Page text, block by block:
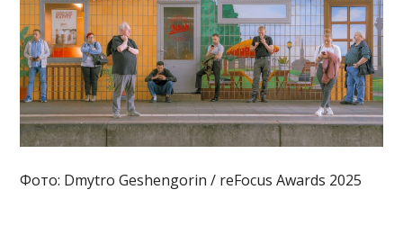
Фото: Dmytro Geshengorin / reFocus Awards 2025